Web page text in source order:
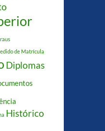
de Matrícula
Diplomas
Histórico